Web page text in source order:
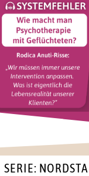
SERIE: